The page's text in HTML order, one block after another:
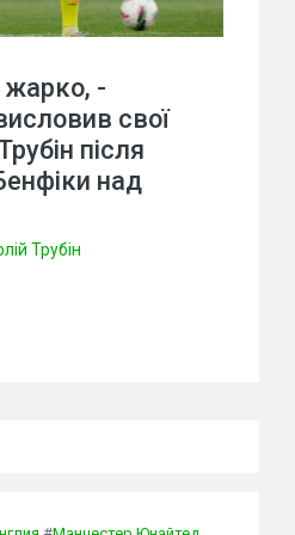
-
свої
після
над
Трубін